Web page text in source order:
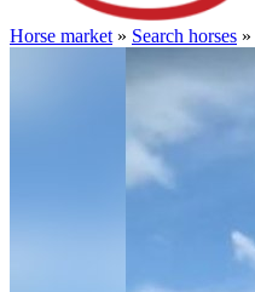
Horse market » Search horses »